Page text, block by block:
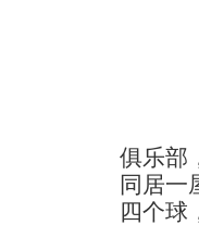
俱乐部
同居一
四个球